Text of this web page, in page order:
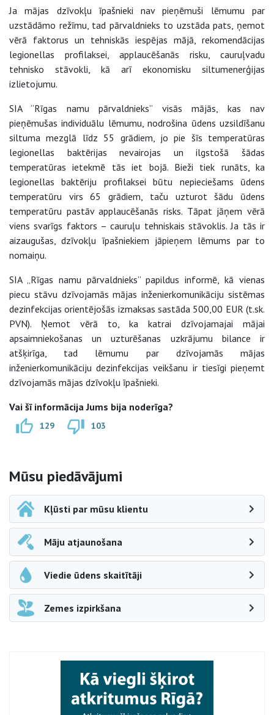
Ja mājas dzīvokļu īpašnieki nav pieņēmuši lēmumu par
uzstādāmo režīmu, tad pārvaldnieks to uzstāda pats, ņemot
vērā faktorus un tehniskās iespējas mājā, rekomendācijas
legionellas profilaksei, applaucēšanās risku, cauruļvadu
tehnisko stāvokli, kā arī ekonomisku siltumenerģijas
izlietojumu.
SIA “Rīgas namu pārvaldnieks” visās mājās, kas nav
pieņēmušas individuālu lēmumu, nodrošina ūdens uzsildīšanu
siltuma mezglā līdz 55 grādiem, jo pie šīs temperatūras
legionellas baktērijas nevairojas un ilgstošā šādas
temperatūras ietekmē tās iet bojā. Bieži tiek runāts, ka
legionellas baktēriju profilaksei būtu nepieciešams ūdens
temperatūru virs 65 grādiem, taču uzturot šādu ūdens
temperatūru pastāv applaucēšanās risks. Tāpat jāņem vērā
viens svarīgs faktors – cauruļu tehniskais stāvoklis. Ja tās ir
aizaugušas, dzīvokļu īpašniekiem jāpieņem lēmums par to
nomaiņu.
SIA „Rīgas namu pārvaldnieks” papildus informē, kā vienas
piecu stāvu dzīvojamās mājas inženierkomunikāciju sistēmas
dezinfekcijas orientējošās izmaksas sastāda 500,00 EUR (t.sk.
PVN). Ņemot vērā to, ka katrai dzīvojamajai mājai
apsaimniekošanas un uzturēšanas uzkrājumu bilance ir
atšķirīga, tad lēmumu par dzīvojamās mājas
inženierkomunikāciju dezinfekcijas veikšanu ir tiesīgi pieņemt
dzīvojamās mājas dzīvokļu īpašnieki.
Vai šī informācija Jums bija noderīga?
129 103
Sāna navigācija
Mūsu piedāvājumi
Kļūsti par mūsu klientu
Māju atjaunošana
Viedie ūdens skaitītāji
Zemes izpirkšana